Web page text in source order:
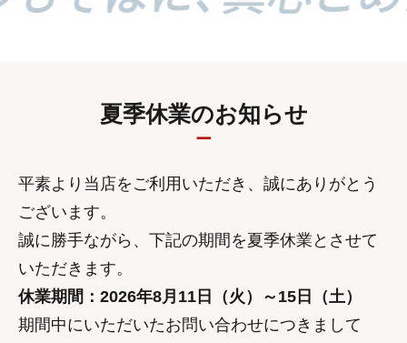
夏季休業のお知らせ
平素より当店をご利用いただき、誠にありがとう
ございます。
誠に勝手ながら、下記の期間を夏季休業とさせて
いただきます。
休業期間：2026年8月11日（火）～15日（土）
期間中にいただいたお問い合わせにつきまして